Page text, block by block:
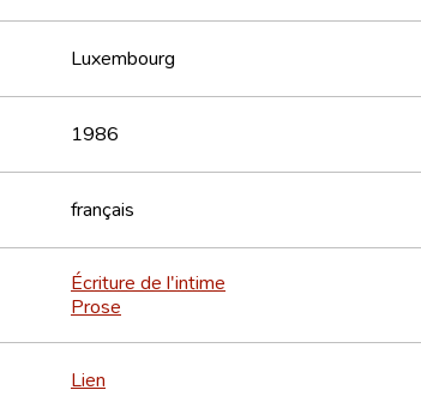
Luxembourg
1986
français
Écriture de l'intime
Prose
Lien